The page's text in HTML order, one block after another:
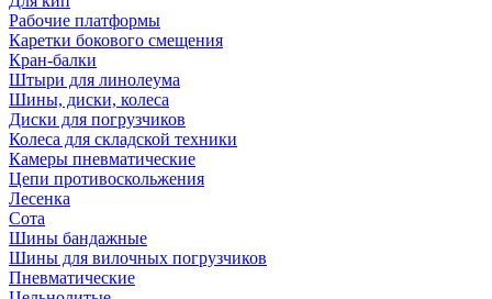
Рабочие платформы
Каретки бокового смещения
Кран-балки
Штыри для линолеума
Шины, диски, колеса
Диски для погрузчиков
Колеса для складской техники
Камеры пневматические
Цепи противоскольжения
Лесенка
Сота
Шины бандажные
Шины для вилочных погрузчиков
Пневматические